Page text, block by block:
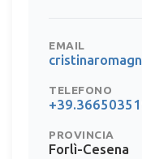
EMAIL
TELEFONO
PROVINCIA
Forlì-Cesena